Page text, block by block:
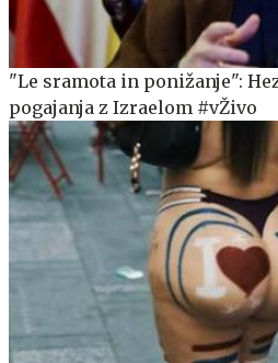
"Le sramota in ponižanje":
pogajanja z Izraelom #vŽivo